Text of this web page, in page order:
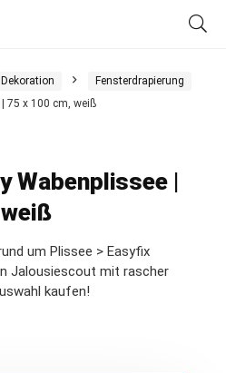
Dekoration
Fensterdrapierung
75 x 100 cm, weiß
Wabenplissee |
um Plissee > Easyfix
Jalousiescout mit rascher
kaufen!